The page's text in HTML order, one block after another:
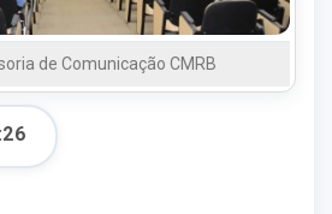
de Comunicação CMRB